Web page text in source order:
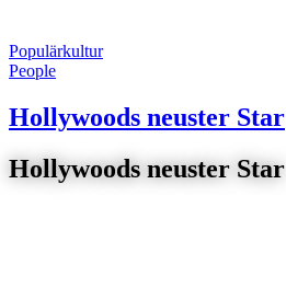
Populärkultur
People
Hollywoods neuster Star
Hollywoods neuster Star